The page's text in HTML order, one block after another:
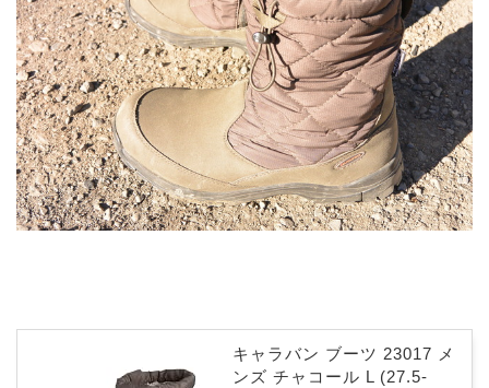
キャラバン ブーツ 23017 メ
ンズ チャコール L (27.5-